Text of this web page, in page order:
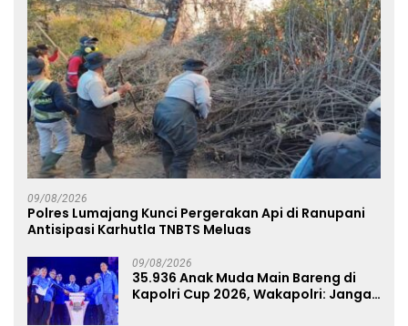
09/08/2026
Polres Lumajang Kunci Pergerakan Api di Ranupani
Antisipasi Karhutla TNBTS Meluas
09/08/2026
35.936 Anak Muda Main Bareng di
Kapolri Cup 2026, Wakapolri: Jangan